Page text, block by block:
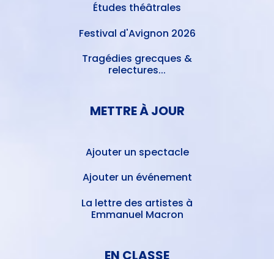
Études théâtrales
Festival d'Avignon 2026
Tragédies grecques &
relectures...
METTRE À JOUR
Ajouter un spectacle
Ajouter un événement
La lettre des artistes à
Emmanuel Macron
EN CLASSE